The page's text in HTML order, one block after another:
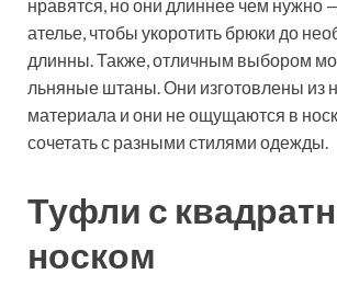
нравятся, но они длиннее чем нужно
ателье, чтобы укоротить брюки до
длинны. Также, отличным выбором
льняные штаны. Они изготовлены из
материала и они не ощущаются в
сочетать с разными стилями одежды.
Туфли с
носком